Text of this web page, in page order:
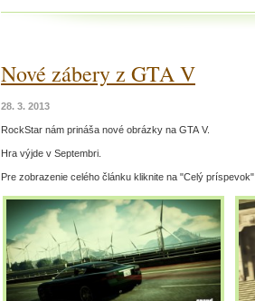
Nové zábery z GTA V
28. 3. 2013
RockStar nám prináša nové obrázky na GTA V.
Hra výjde v Septembri.
Pre zobrazenie celého článku kliknite na "Celý príspevok"